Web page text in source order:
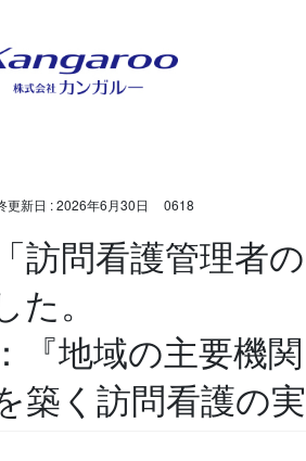
更新日 :2026年6月30日 0618
訪問看護管理者
。
『地域の主要機
築く訪問看護の